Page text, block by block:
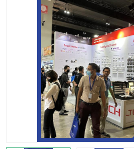
2025年国外广告标识展
展